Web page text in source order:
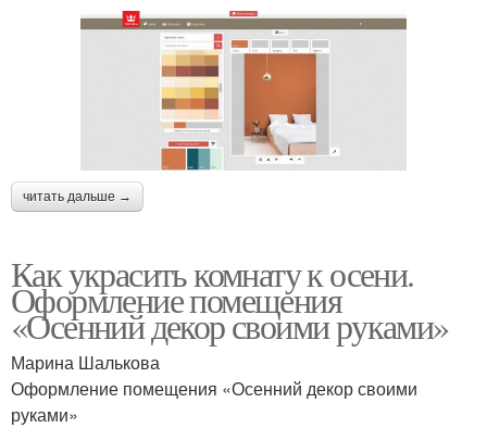
читать дальше →
Как украсить комнату к осени.
Оформление помещения
«Осенний декор своими руками»
Марина Шалькова
Оформление помещения «Осенний декор своими
руками»